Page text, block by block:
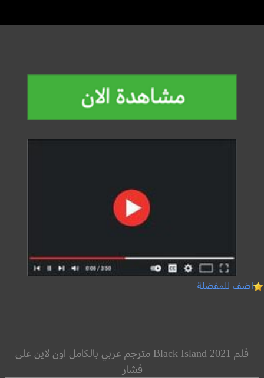
اضف للمفضلة
فلم Black Island 2021 مترجم عربي بالكامل اون لاين على
فشار